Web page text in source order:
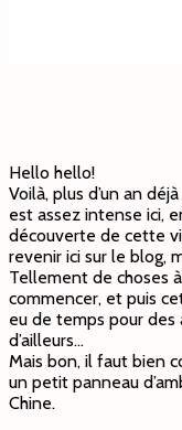
Hello hello!
Voilà, plus d’un an
est assez intense ici,
découverte de cette
revenir ici sur le blog,
Tellement de choses
commencer, et puis
eu de temps pour des
d’ailleurs…
Mais bon, il faut bien
un petit panneau
Chine.